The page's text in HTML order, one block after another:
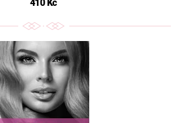
410 Kč